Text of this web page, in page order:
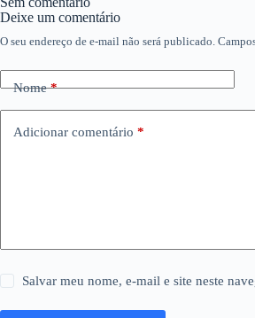
Deixe um comentário
O seu endereço de e-mail não será publicado.
Nome*
Adicionar comentário *
Salvar meu nome, e-mail e site neste